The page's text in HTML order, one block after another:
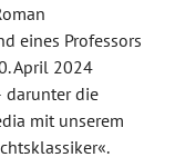
eines Professors
April 2024
darunter die
mit unserem